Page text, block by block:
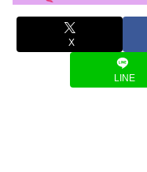
X
LINE